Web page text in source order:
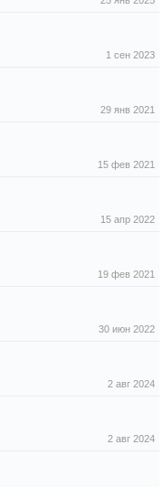
1 сен 2023
29 янв 2021
15 фев 2021
15 апр 2022
19 фев 2021
30 июн 2022
2 авг 2024
2 авг 2024